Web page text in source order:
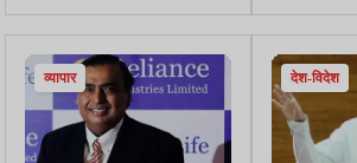
की योजनाओं की दी सौगात
रेल मंत्री-
झंडी
व्यापार देश-विदेश